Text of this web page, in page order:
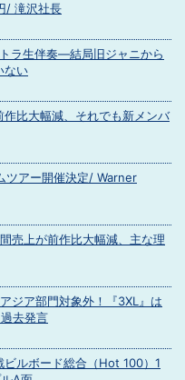
/ 滝沢社長
ラ生伴奏―結局旧ジャニから
ない
比大幅減、それでも新メンバ
ツアー開催決定/ Warner
売上が前作比大幅減、主な理
ジア部門対象外！『3XL』は
去発言
ルボード総合（Hot 100）1